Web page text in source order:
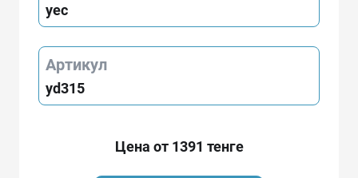
yec
Артикул
yd315
Цена от 1391 тенге